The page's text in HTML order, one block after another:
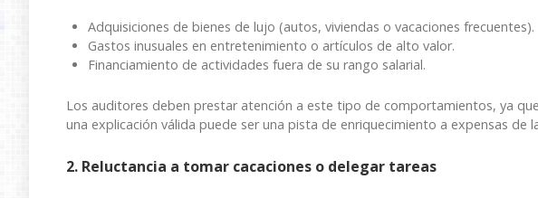
Adquisiciones de bienes de lujo (autos, viviendas o vacaciones frecuentes).
Gastos inusuales en entretenimiento o artículos de alto valor.
Financiamiento de actividades fuera de su rango salarial.
Los auditores deben prestar atención a este tipo de comportamientos, ya
una explicación válida puede ser una pista de enriquecimiento a expensas de
2. Reluctancia a tomar cacaciones o delegar tareas